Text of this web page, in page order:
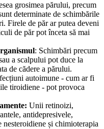
grosimea părului, precum
determinate de schimbările
Firele de păr ar putea deveni
de păr pot înceta să mai
: Schimbări precum
a scalpului pot duce la
de cădere a părului.
autoimune - cum ar fi
tiroidiene - pot provoca
Unii retinoizi,
antidepresivele,
și chimioterapia